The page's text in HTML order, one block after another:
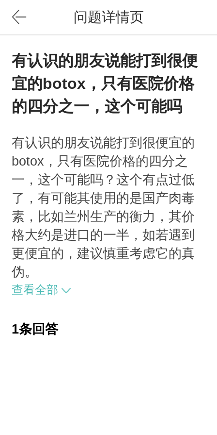
问题详情页
有认识的朋友说能打到很便
宜的botox，只有医院价格
的四分之一，这个可能吗
有认识的朋友说能打到很便宜的
botox，只有医院价格的四分之
一，这个可能吗？这个有点过低
了，有可能其使用的是国产肉毒
素，比如兰州生产的衡力，其价
格大约是进口的一半，如若遇到
更便宜的，建议慎重考虑它的真
伪。
查看全部
1条回答